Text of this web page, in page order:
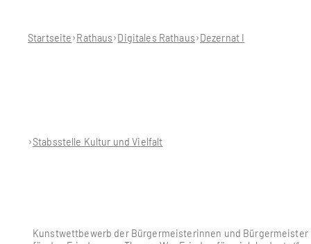
Startseite Rathaus Digitales Rathaus Dezernat I
Stabsstelle Kultur und Vielfalt
Kunstwettbewerb der Bürgermeisterinnen und Bürgermeister